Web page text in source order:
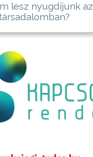
lesz nyugdíjunk az